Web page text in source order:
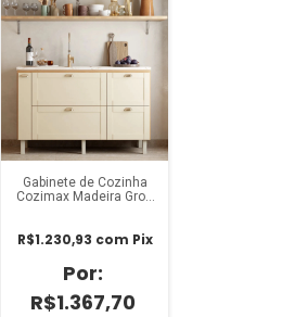
Gabinete de Cozinha
Cozimax Madeira Grou
R$1.367,70
R$1.230,93 com Pix